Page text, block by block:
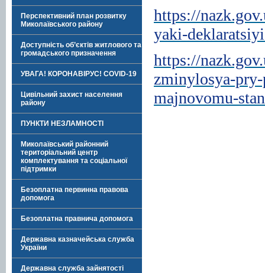
Перспективний план розвитку
Миколаївського району
Доступність об’єктів житлового та
громадського призначення
УВАГА! КОРОНАВІРУС! COVID-19
Цивільний захист населення
району
ПУНКТИ НЕЗЛАМНОСТІ
Миколаївський районний
територіальний центр
комплектування та соціальної
підтримки
Безоплатна первинна правова
допомога
Безоплатна правнича допомога
Державна казначейська служба
України
Державна служба зайнятості
https://
yaki-
https://
zminylosya-
majnovomu-